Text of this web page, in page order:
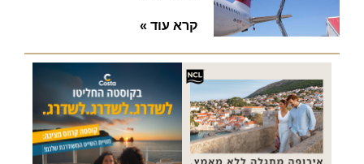
קרא עוד »